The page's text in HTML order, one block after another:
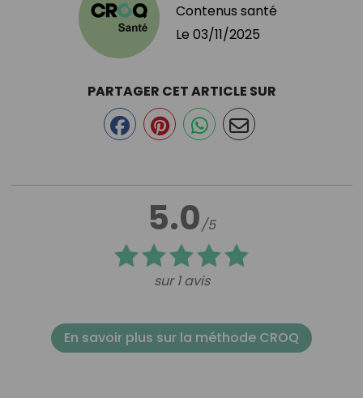
Contenus santé
Le 03/11/2025
5.0/5
sur 1 avis
PARTAGER CET ARTICLE SUR
En savoir plus sur la méthode CROQ